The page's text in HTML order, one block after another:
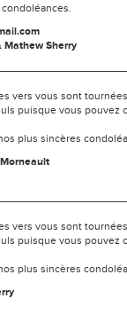
Mathew Sherry
vers vous sont
puisque vous pouvez
plus sincères
vers vous sont
puisque vous pouvez
plus sincères